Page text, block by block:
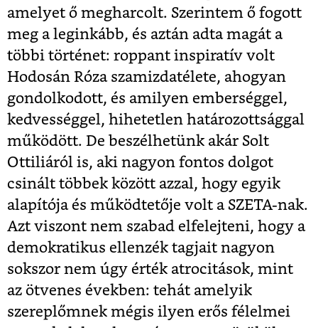
amelyet ő megharcolt. Szerintem ő fogott
meg a leginkább, és aztán adta magát a
többi történet: roppant inspiratív volt
Hodosán Róza szamizdatélete, ahogyan
gondolkodott, és amilyen emberséggel,
kedvességgel, hihetetlen határozottsággal
működött. De beszélhetünk akár Solt
Ottiliáról is, aki nagyon fontos dolgot
csinált többek között azzal, hogy egyik
alapítója és működtetője volt a SZETA-nak.
Azt viszont nem szabad elfelejteni, hogy a
demokratikus ellenzék tagjait nagyon
sokszor nem úgy érték atrocitások, mint
az ötvenes években: tehát amelyik
szereplőmnek mégis ilyen erős félelmei